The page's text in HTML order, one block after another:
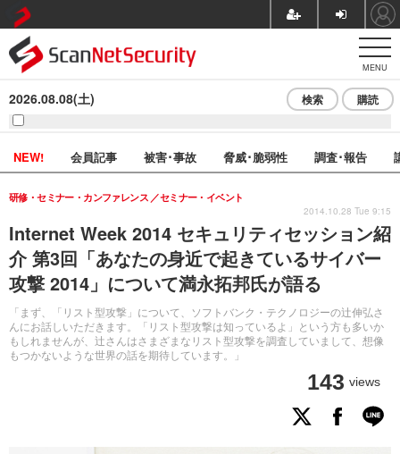
MENU
2026.08.08(土) 検索 購読
NEW! 会員記事 被害･事故 脅威･脆弱性 調査･報告
Internet Week 2014 セキュリティセッション紹
介 第3回「あなたの身近で起きているサイバー
攻撃 2014」について満永拓邦氏が語る
「まず、「リスト型攻撃」について、ソフトバンク・テクノロジーの辻伸弘さ
んにお話しいただきます。「リスト型攻撃は知っているよ」という方も多いか
もしれませんが、辻さんはさまざまなリスト型攻撃を調査していまして、想像
もつかないような世界の話を期待しています。」
研修・セミナー・カンファレンス セミナー・イベント
143 views
2014.10.28 Tue 9:15